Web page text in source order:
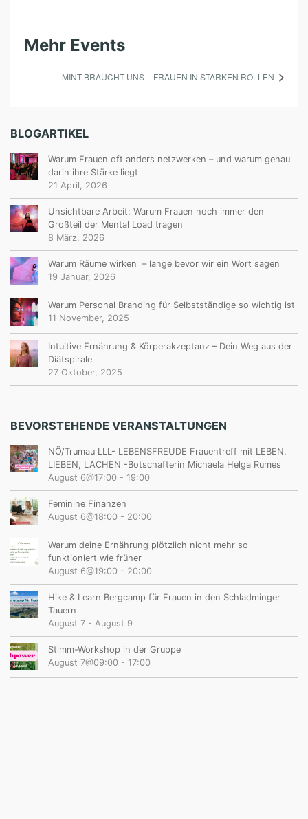
Mehr Events
MINT BRAUCHT UNS – FRAUEN IN STARKEN ROLLEN
BLOGARTIKEL
Warum Frauen oft anders netzwerken – und warum genau
darin ihre Stärke liegt
21 April, 2026
Unsichtbare Arbeit: Warum Frauen noch immer den
Großteil der Mental Load tragen
8 März, 2026
Warum Räume wirken – lange bevor wir ein Wort sagen
19 Januar, 2026
Warum Personal Branding für Selbstständige so wichtig ist
11 November, 2025
Intuitive Ernährung & Körperakzeptanz – Dein Weg aus der
Diätspirale
27 Oktober, 2025
BEVORSTEHENDE VERANSTALTUNGEN
NÖ/Trumau LLL- LEBENSFREUDE Frauentreff mit LEBEN,
LIEBEN, LACHEN -Botschafterin Michaela Helga Rumes
August 6@17:00 - 19:00
Feminine Finanzen
August 6@18:00 - 20:00
Warum deine Ernährung plötzlich nicht mehr so
funktioniert wie früher
August 6@19:00 - 20:00
Hike & Learn Bergcamp für Frauen in den Schladminger
Tauern
August 7 - August 9
Stimm-Workshop in der Gruppe
August 7@09:00 - 17:00